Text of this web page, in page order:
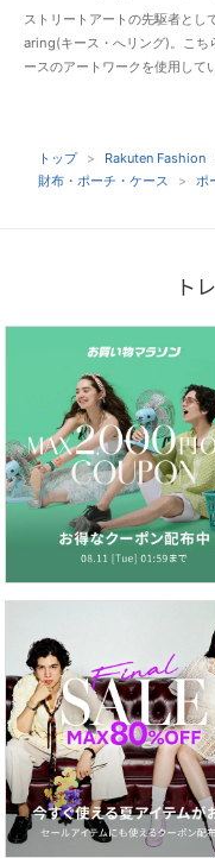
ストリートアートの先駆者と
aring(キース・へリング)。こち
ースのアートワークを使用して
トップ Rakuten Fashion
財布・ポーチ・ケース
ポ
ト